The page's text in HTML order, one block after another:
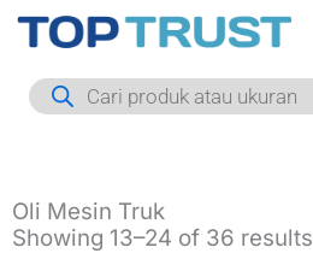
Skip
contentProducts
search
Oli Mesin Truk
Showing 13–24 of 36 results